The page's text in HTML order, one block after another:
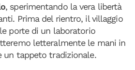
, sperimentando la vera libertà
Prima del rientro, il villaggio
porte di un laboratorio
letteralmente le mani in
un tappeto tradizionale.